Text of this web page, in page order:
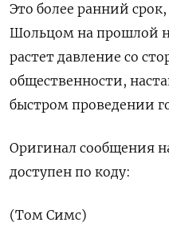
Это более ранний
Шольцом на прошлой
растет давление со
общественности,
быстром проведении
Оригинал сообщения
доступен по коду:
(Том Симс)